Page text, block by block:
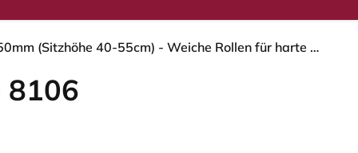
HÅG Capisco 8106 - Cura Loop (Gabriel) - Recyceltes Polyester - CLP66165 Blue - Moss Grey - 150mm (Sitzhöhe 40-55cm) - Weiche Rollen für harte Böden
8106